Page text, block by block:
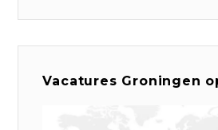
Vacatures Groningen